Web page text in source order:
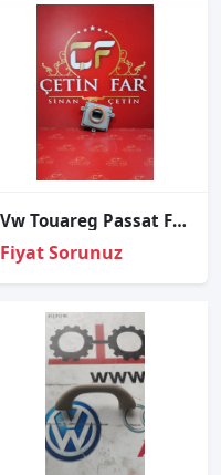
Vw Touareg Passat Far Beyni Sıfır
Fiyat Sorunuz